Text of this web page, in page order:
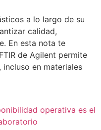
a lo largo de su
calidad,
En esta nota te
de Agilent permite
en materiales